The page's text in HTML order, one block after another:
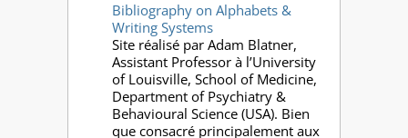
Bibliography on Alphabets &
Writing Systems
Site réalisé par Adam Blatner,
Assistant Professor à l’University
of Louisville, School of Medicine,
Department of Psychiatry &
Behavioural Science (USA). Bien
que consacré principalement aux